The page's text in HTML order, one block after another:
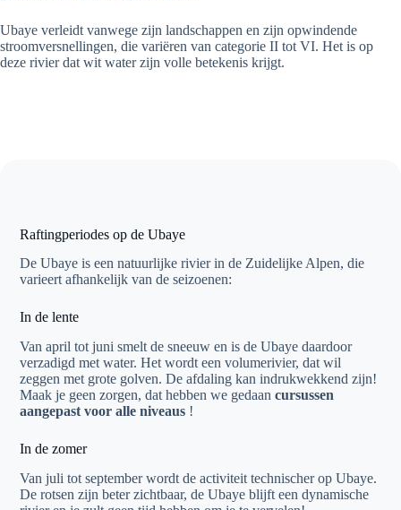
Ubaye verleidt vanwege zijn landschappen en zijn opwindende
stroomversnellingen, die variëren van categorie II tot VI. Het is op
deze rivier dat wit water zijn volle betekenis krijgt.
Raftingperiodes op de Ubaye
De Ubaye is een natuurlijke rivier in de Zuidelijke Alpen, die
varieert afhankelijk van de seizoenen:
In de lente
Van april tot juni smelt de sneeuw en is de Ubaye daardoor
verzadigd met water. Het wordt een volumerivier, dat wil
zeggen met grote golven. De afdaling kan indrukwekkend zijn!
Maak je geen zorgen, dat hebben we gedaancursussen
aangepast voor alle niveaus !
In de zomer
Van juli tot september wordt de activiteit technischer op Ubaye.
De rotsen zijn beter zichtbaar, de Ubaye blijft een dynamische